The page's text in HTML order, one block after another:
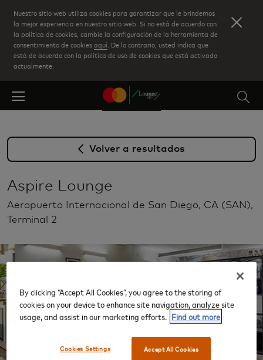
Skip
to
main
content
Nuestro sitio web utiliza cookies para garantizar que le brindemos
la mejor experiencia en nuestro sitio web. Si no está de acuerdo con
la política de cookies, cambie la configuración de la herramienta de
consentimiento de cookiesaquí . De lo contrario, usted indica que
está de acuerdo con la política de uso de cookies que está activada
actualmente.
Volver a resultados
Aspire Lounge
Aeropuerto Internacional de San Diego, CA (SAN),
Terminal 2
‹
By clicking “Accept All Cookies”, you agree to the storing of
cookies on your device to enhance site navigation, analyze site
usage, and assist in our marketing efforts. Find out more
Accept All Cookies
Cookies Settings